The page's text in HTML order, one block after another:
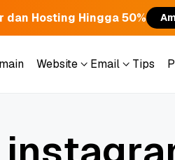
dan Hosting Hingga 50%
Website
Email
Tips